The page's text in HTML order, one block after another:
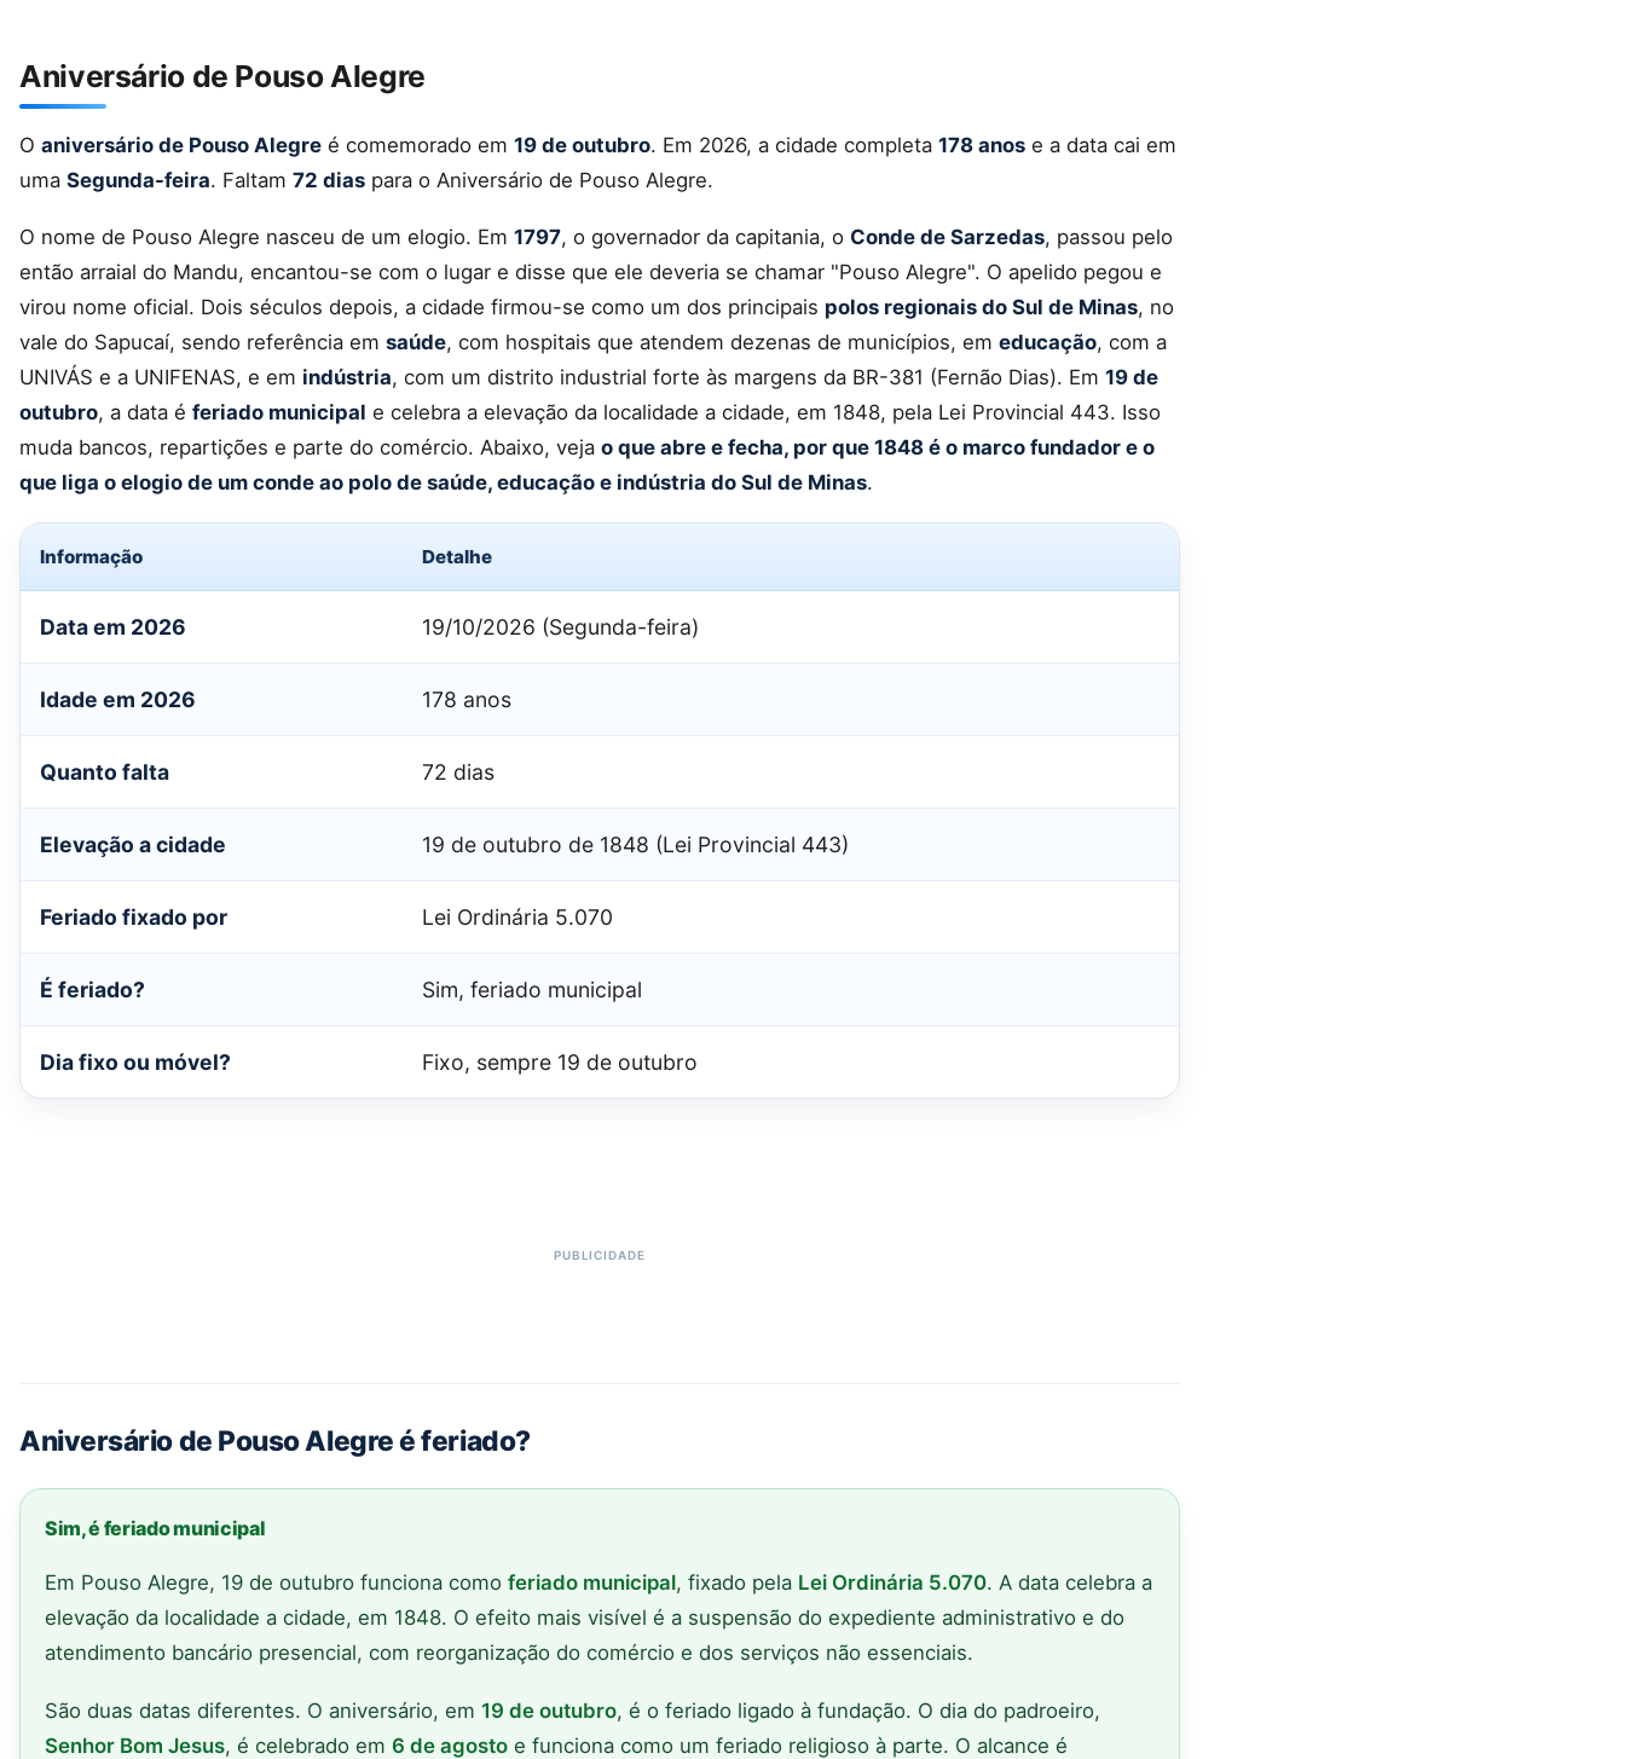
Aniversário de Pouso Alegre
O aniversário de Pouso Alegre é comemorado em 19 de outubro. Em 2026, a cidade completa 178 anos e a data cai em
uma Segunda-feira. Faltam 72 dias para o Aniversário de Pouso Alegre.
O nome de Pouso Alegre nasceu de um elogio. Em 1797, o governador da capitania, o Conde de Sarzedas, passou pelo
então arraial do Mandu, encantou-se com o lugar e disse que ele deveria se chamar "Pouso Alegre". O apelido pegou e
virou nome oficial. Dois séculos depois, a cidade firmou-se como um dos principais polos regionais do Sul de Minas, no
vale do Sapucaí, sendo referência em saúde, com hospitais que atendem dezenas de municípios, em educação, com a
UNIVÁS e a UNIFENAS, e em indústria, com um distrito industrial forte às margens da BR-381 (Fernão Dias). Em 19 de
outubro, a data é feriado municipal e celebra a elevação da localidade a cidade, em 1848, pela Lei Provincial 443. Isso
muda bancos, repartições e parte do comércio. Abaixo, veja o que abre e fecha, por que 1848 é o marco fundador e o
que liga o elogio de um conde ao polo de saúde, educação e indústria do Sul de Minas.
Informação Detalhe
Data em 2026 19/10/2026 (Segunda-feira)
Idade em 2026 178 anos
Quanto falta 72 dias
Elevação a cidade 19 de outubro de 1848 (Lei Provincial 443)
Feriado fixado por Lei Ordinária 5.070
É feriado? Sim, feriado municipal
Dia fixo ou móvel? Fixo, sempre 19 de outubro
Aniversário de Pouso Alegre é feriado?
Sim, é feriado municipal
Em Pouso Alegre, 19 de outubro funciona como feriado municipal, fixado pela Lei Ordinária 5.070. A data celebra a
elevação da localidade a cidade, em 1848. O efeito mais visível é a suspensão do expediente administrativo e do
atendimento bancário presencial, com reorganização do comércio e dos serviços não essenciais.
São duas datas diferentes. O aniversário, em 19 de outubro, é o feriado ligado à fundação. O dia do padroeiro,
Senhor Bom Jesus, é celebrado em 6 de agosto e funciona como um feriado religioso à parte. O alcance é